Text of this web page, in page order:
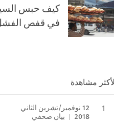
كيف حبس
في قفص
مشاهدة
12 نوفمبر/تشرين الثاني
2018
بيان صحفي